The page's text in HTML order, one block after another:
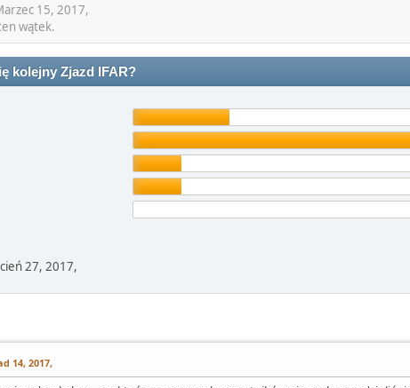
15, 2017,
wątek.
kolejny Zjazd IFAR?
27, 2017,
14, 2017,